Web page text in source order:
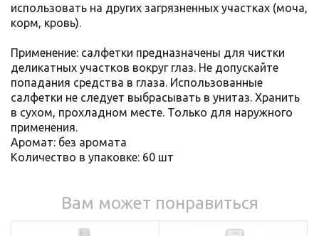
использовать на других загрязненных участках (моча,
корм, кровь).
Применение: салфетки предназначены для чистки
деликатных участков вокруг глаз. Не допускайте
попадания средства в глаза. Использованные
салфетки не следует выбрасывать в унитаз. Хранить
в сухом, прохладном месте. Только для наружного
применения.
Аромат: без аромата
Количество в упаковке: 60 шт
Вам может понравиться